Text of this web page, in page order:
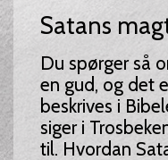
Satans
Du spørger så
en gud, og det
beskrives i
siger i
til. Hvordan